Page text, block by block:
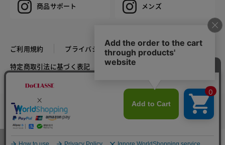
カラー・サイズを選択する
商品サポート メンズ
ご利用規約
プライバシーポリシー
特定商取引法に基づく表記
推奨環境
COPYRIGHT © DoCLASSE ALL RIGHTS RESERVED.